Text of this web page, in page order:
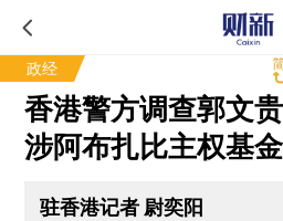
政经
香港警方调查郭文
涉阿布扎比主权基金
驻香港记者 尉奕阳